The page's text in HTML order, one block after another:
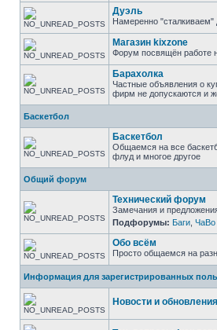
Дуэль
Намеренно "сталкиваем"
Магазин kixzone
Форум посвящён работе
Барахолка
Частные объявления о
фирм не допускаются и
Баскетбол
Баскетбол
Общаемся на все
флуд и многое другое
Общий форум
Технический форум
Замечания и
Подфорумы: Баги ЧаВо
Обо всём
Просто общаемся на
Информация для зарегистрированных
Новости и обновления